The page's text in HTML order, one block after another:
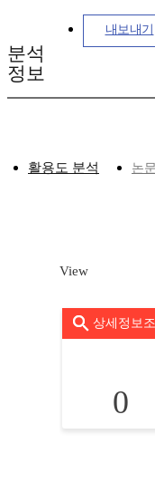
내보내기
분석
정보
활용도 분석 논
View
상세정보
0